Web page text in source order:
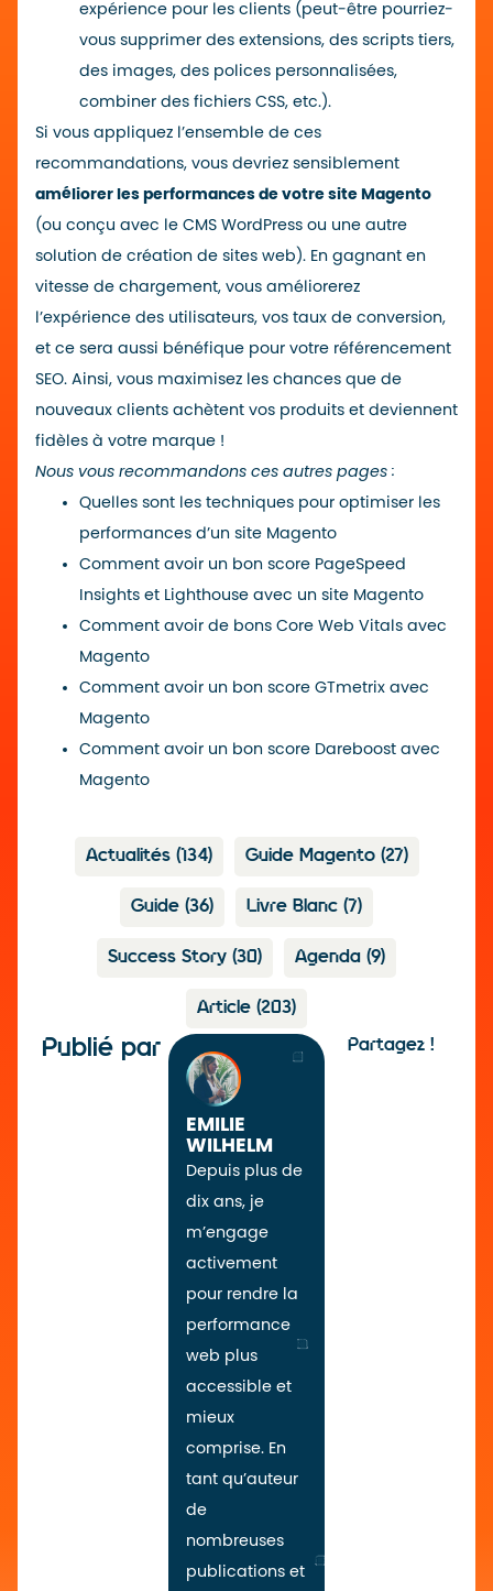
expérience pour les clients (peut-être pourriez-
vous supprimer des extensions, des scripts tiers,
des images, des polices personnalisées,
combiner des fichiers CSS, etc.).
Si vous appliquez l’ensemble de ces
recommandations, vous devriez sensiblement
améliorer les performances de votre site Magento
(ou conçu avec le CMS WordPress ou une autre
solution de création de sites web). En gagnant en
vitesse de chargement, vous améliorerez
l’expérience des utilisateurs, vos taux de conversion,
et ce sera aussi bénéfique pour votre référencement
SEO. Ainsi, vous maximisez les chances que de
nouveaux clients achètent vos produits et deviennent
fidèles à votre marque !
Nous vous recommandons ces autres pages :
Quelles sont les techniques pour optimiser les
performances d’un site Magento
Comment avoir un bon score PageSpeed
Insights et Lighthouse avec un site Magento
Comment avoir de bons Core Web Vitals avec
Magento
Comment avoir un bon score GTmetrix avec
Magento
Comment avoir un bon score Dareboost avec
Magento
Actualités (134) Guide Magento (27)
Guide (36) Livre Blanc (7)
Success Story (30) Agenda (9)
Article (203)
Publié par
EMILIE
WILHELM
Depuis plus de
dix ans, je
m’engage
activement
pour rendre la
performance
web plus
accessible et
mieux
comprise. En
tant qu’auteur
de
nombreuses
publications et
Partagez !